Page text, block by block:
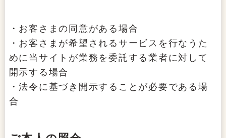
・お客さまの同意がある場合
・お客さまが希望されるサービスを行なうた
めに当サイトが業務を委託する業者に対して
開示する場合
・法令に基づき開示することが必要である場
合